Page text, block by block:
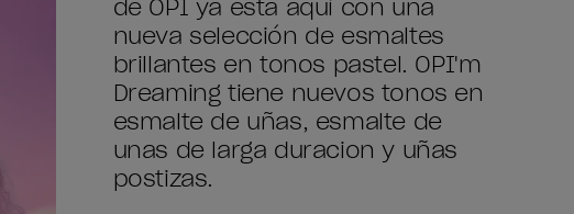
de OPI ya está aquí con una
nueva selección de esmaltes
brillantes en tonos pastel. OPI'm
Dreaming tiene nuevos tonos en
esmalte de uñas, esmalte de
unas de larga duracion y uñas
postizas.